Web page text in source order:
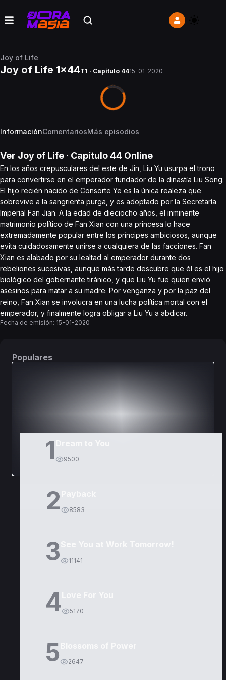
Joy of Life
Joy of Life 1x44T1 · Capítulo 4415-01-2020
InformaciónComentariosMás episodios
Ver Joy of Life · Capítulo44 Online
En los años crepusculares del este de Jin, Liu Yu usurpa el trono
para convertirse en el emperador fundador de la dinastía Liu Song.
El hijo recién nacido de Consorte Ye es la única realeza que
sobrevive a la sangrienta purga, y es adoptado por la Secretaría
Imperial Fan Jian. A la edad de dieciocho años, el inminente
matrimonio político de Fan Xian con una princesa lo hace
extremadamente popular entre los príncipes ambiciosos, aunque
evita cuidadosamente unirse a cualquiera de las facciones. Fan
Xian es alabado por su lealtad al emperador durante dos
rebeliones sucesivas, aunque más tarde descubre que él es el hijo
biológico del gobernante tiránico, y que Liu Yu fue quien envió
asesinos para matar a su madre. Por venganza y por la paz del
reino, Fan Xian se involucra en una lucha política mortal con el
emperador, y finalmente logra obligar a Liu Yu a abdicar.
Fecha de emisión: 15-01-2020
Populares
1 9500
2 8583
3 11141
4 5170
5 2647